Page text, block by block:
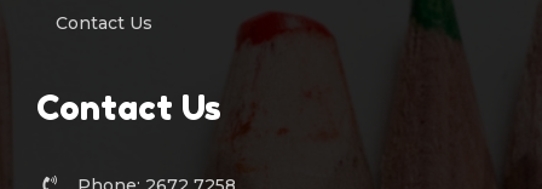
Contact Us
Contact Us